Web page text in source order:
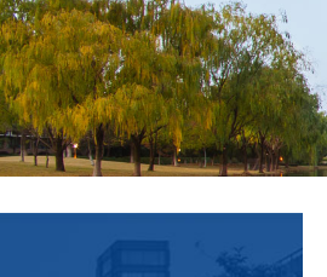
联系方式
科室简介